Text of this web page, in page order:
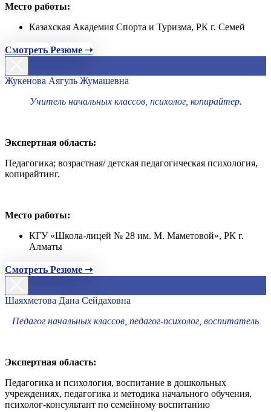
Место работы:
Казахская Академия Спорта и Туризма, РК г. Семей
Смотреть Резюме ➝
Жукенова Аягуль Жумашевна
Учитель начальных классов, психолог, копирайтер.
Экспертная область:
Педагогика; возрастная/ детская педагогическая психология,
копирайтинг.
Место работы:
КГУ «Школа-лицей № 28 им. М. Маметовой», РК г.
Алматы
Смотреть Резюме ➝
Шаяхметова Дана Сейдаховна
Педагог начальных классов, педагог-психолог, воспитатель
Экспертная область:
Педагогика и психология, воспитание в дошкольных
учреждениях, педагогика и методика начального обучения,
психолог-консультант по семейному воспитанию